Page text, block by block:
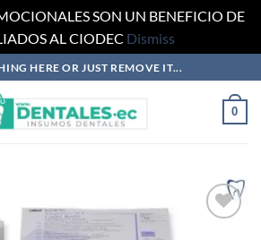
SON UN BENEFICIO DE
AL CIODEC Dismiss
HERE OR JUST REMOVE IT...
0